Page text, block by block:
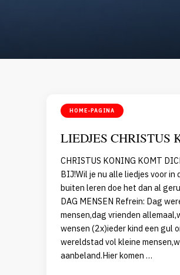
HOME-PAGINA
LIEDJES CHRISTUS
CHRISTUS KONING KOMT
BIJ!Wil je nu alle liedjes voor in
buiten leren doe het dan al
DAG MENSEN Refrein: Dag
mensen,dag vrienden
wensen (2x)ieder kind een gul
wereldstad vol kleine
aanbeland.Hier komen …